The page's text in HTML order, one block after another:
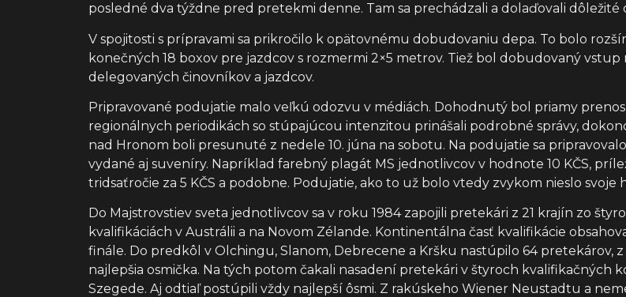
posledné dva týždne pred pretekmi denne. Tam sa prechádzali a dolaďovali dôležité
V spojitosti s prípravami sa prikročilo k opätovnému dobudovaniu depa. To bolo
konečných 18 boxov pre jazdcov s rozmermi 2×5 metrov. Tiež bol dobudovaný
delegovaných činovníkov a jazdcov.
Pripravované podujatie malo veľkú odozvu v médiách. Dohodnutý bol priamy
regionálnych periodikách so stúpajúcou intenzitou prinášali podrobné správy,
nad Hronom boli presunuté z nedele 10. júna na sobotu. Na podujatie sa
vydané aj suveníry. Napríklad farebný plagát MS jednotlivcov v hodnote 10 KČS,
tridsaťročie za 5 KČS a podobne. Podujatie, ako to už bolo vtedy zvykom nieslo svoje
Do Majstrovstiev sveta jednotlivcov sa v roku 1984 zapojili pretekári z 21 krajín zo
kvalifikáciách v Austrálii a na Novom Zélande. Kontinentálna časť kvalifikácie
finále. Do predkôl v Olchingu, Slanom, Debrecene a Kršku nastúpilo 64 pretekárov,
najlepšia osmička. Na tých potom čakali nasadení pretekári v štyroch kvalifikačných
Szegede. Aj odtiaľ postúpili vždy najlepší ôsmi. Z rakúskeho Wiener Neustadtu a